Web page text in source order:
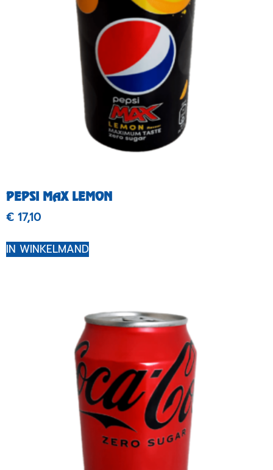
PEPSI MAX LEMON
€17,10
IN WINKELMAND